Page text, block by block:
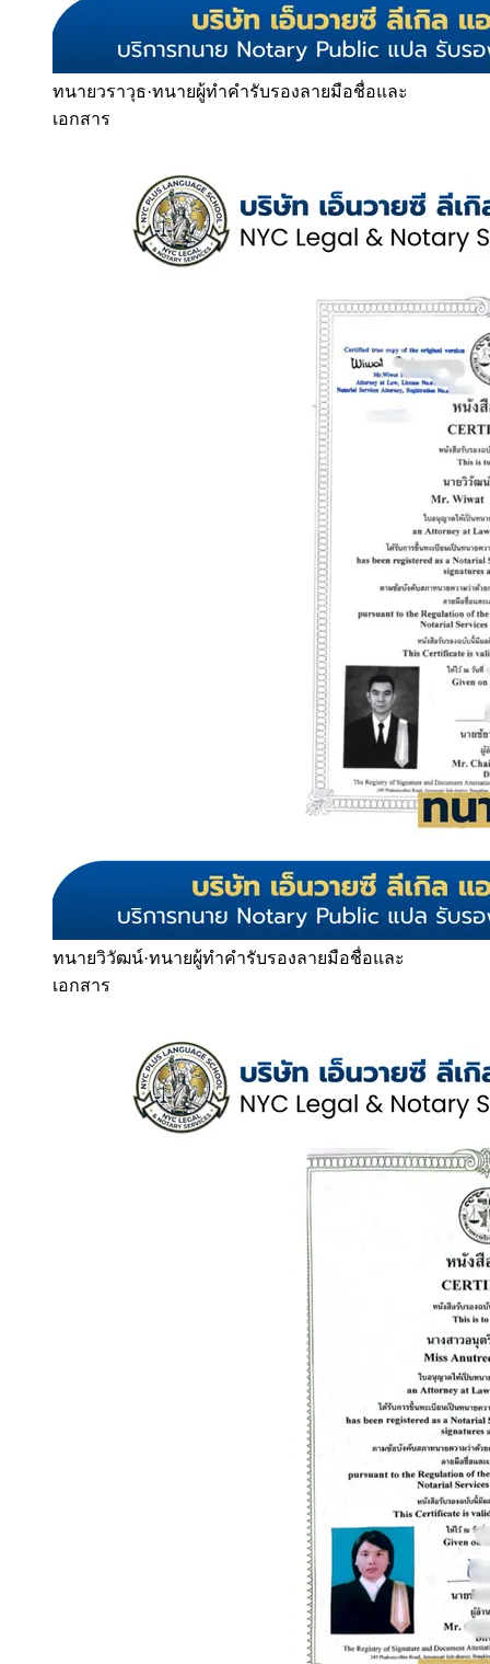
ทนายวราวุธ·ทนายผู้ทำคำรับรองลายมือชื่อและ
เอกสาร
ทนายวิวัฒน์·ทนายผู้ทำคำรับรองลายมือชื่อและ
เอกสาร